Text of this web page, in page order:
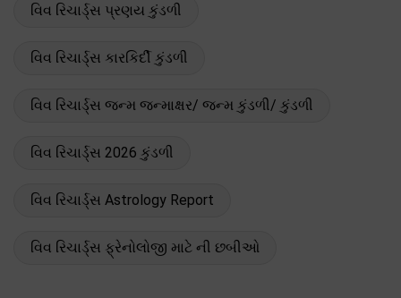
વિવ રિચાર્ડ્સ પ્રણય કુંડળી
વિવ રિચાર્ડ્સ કારકિર્દી કુંડળી
વિવ રિચાર્ડ્સ જન્મ જન્માક્ષર/ જન્મ કુંડળી/ કુંડળી
વિવ રિચાર્ડ્સ 2026 કુંડળી
વિવ રિચાર્ડ્સ Astrology Report
વિવ રિચાર્ડ્સ ફ્રેનોલોજી માટે ની છબીઓ